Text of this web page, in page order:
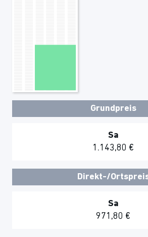
Grundpreis
Sa
1.143,80 €
Direkt-/
Sa
971,80 €